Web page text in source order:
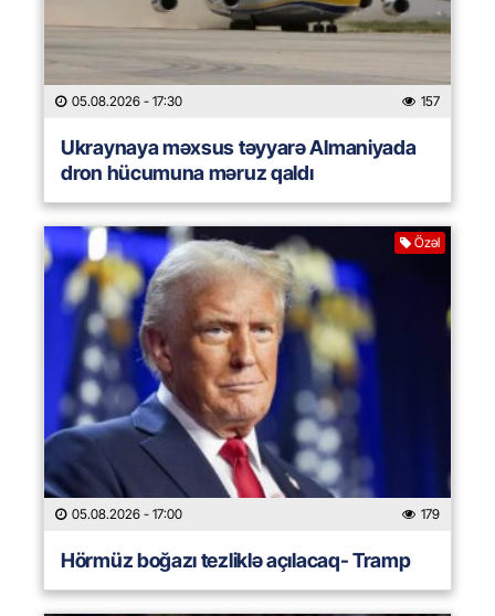
05.08.2026 - 17:30 157
Ukraynaya məxsus təyyarə Almaniyada
dron hücumuna məruz qaldı
Özəl
05.08.2026 - 17:00 179
Hörmüz boğazı tezliklə açılacaq- Tramp